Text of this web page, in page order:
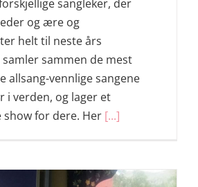
sangleker, der
og ære og
helt til neste års
samler sammen de mest
allsang-vennlige sangene
i verden, og lager et
for dere. Her [...]